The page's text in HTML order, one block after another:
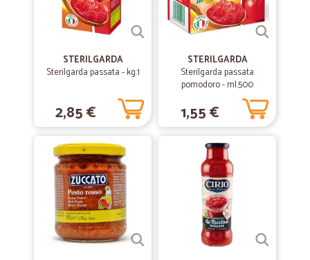
STERILGARDA
Sterilgarda passata - kg.1
2,85 €
STERILGARDA
Sterilgarda passata
pomodoro - ml.500
1,55 €